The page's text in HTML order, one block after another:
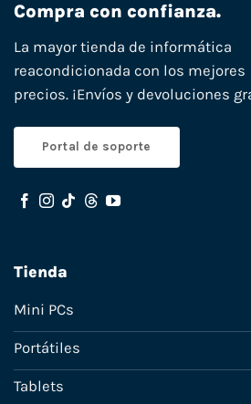
Compra con confianza.
La mayor tienda de informática
reacondicionada con los mejores
precios. ¡Envíos y devoluciones
Portal de soporte
Tienda
Mini PCs
Portátiles
Tablets